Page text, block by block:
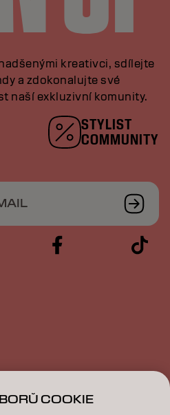
kreativci, sdílejte
a zdokonalujte své
naší exkluzivní komunity.
STYLIST
COMMUNITY
COOKIE